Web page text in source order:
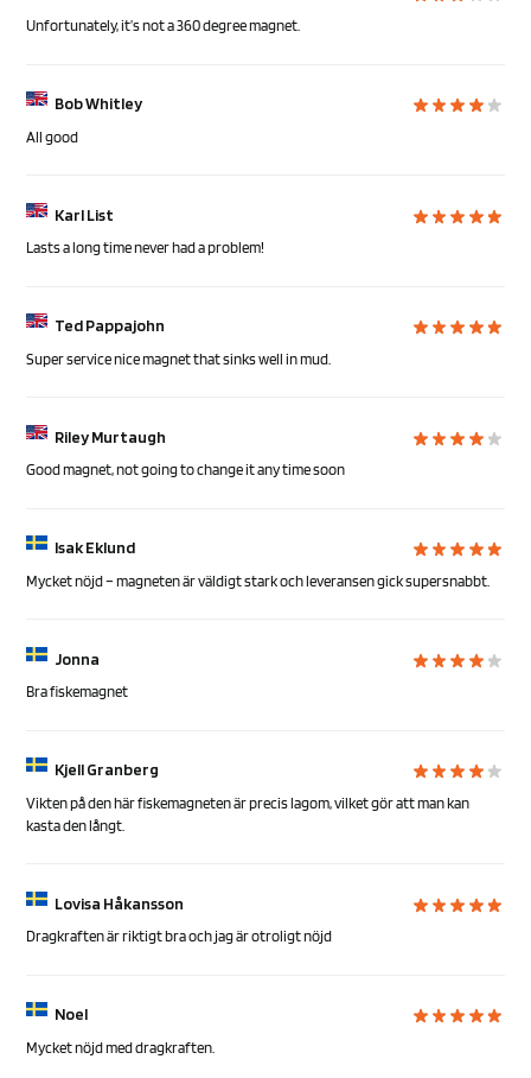
Unfortunately, it’s not a 360 degree magnet.
Bob Whitley
All good
Karl List
Lasts a long time never had a problem!
Ted Pappajohn
Super service nice magnet that sinks well in mud.
Riley Murtaugh
Good magnet, not going to change it any time soon
Isak Eklund
Mycket nöjd – magneten är väldigt stark och leveransen gick supersnabbt.
Jonna
Bra fiskemagnet
Kjell Granberg
Vikten på den här fiskemagneten är precis lagom, vilket gör att man kan
kasta den långt.
Lovisa Håkansson
Dragkraften är riktigt bra och jag är otroligt nöjd
Noel
Mycket nöjd med dragkraften.